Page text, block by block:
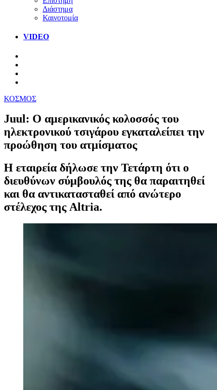
Διάστημα
Καινοτομία
VIDEO
ΚΟΣΜΟΣ
Juul: Ο αμερικανικός κολοσσός του
ηλεκτρονικού τσιγάρου εγκαταλείπει την
προώθηση του ατμίσματος
Η εταιρεία δήλωσε την Τετάρτη ότι ο
διευθύνων σύμβουλός της θα παραιτηθεί
και θα αντικατασταθεί από ανώτερο
στέλεχος της Altria.